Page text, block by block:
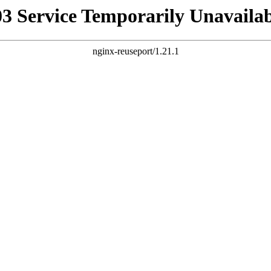
Service Temporarily
nginx-reuseport/1.21.1